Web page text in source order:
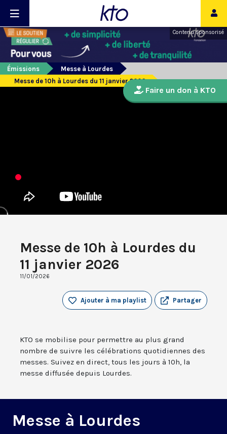
Contenu sponsorisé
Émissions
Messe à Lourdes
Messe de 10h à Lourdes du 11 janvier 2026
Messe de 10h à Lourdes du
11 janvier 2026
11/01/2026
Partager
Ajouter à ma playlist
KTO se mobilise pour permettre au plus grand
nombre de suivre les célébrations quotidiennes des
messes. Suivez en direct, tous les jours à 10h, la
messe diffusée depuis Lourdes.
Messe à Lourdes
Faire un don à KTO